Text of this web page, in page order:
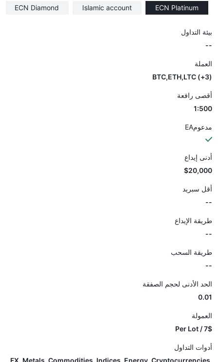
ECN Platinum
Islamic account
ECN Diamond
بيئة التداول
--
العملة
(3+) BTC,ETH,LTC
أقصى رافعة
1:500
مدعومEA
أدنى إيداع
$20,000
أقل سبريد
--
طريقة الإيداع
--
طريقة السحب
--
الحد الأدنى لحجم الصفقة
0.01
العمولة
7$ / Per Lot
أدوات التداول
FX, Metals, Commodities, Indices, Energy, Cryptocurrencies,